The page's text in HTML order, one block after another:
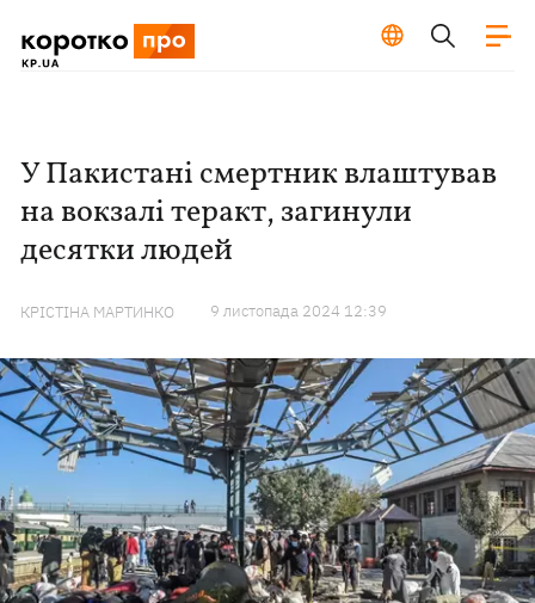
У Пакистані смертник влаштував
на вокзалі теракт, загинули
десятки людей
КРІСТІНА МАРТИНКО 9 листопада 2024 12:39